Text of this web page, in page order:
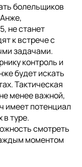
болельщиков
не станет
к встрече с
задачами.
контроль и
будет искать
Тактическая
менее важной,
имеет потенциал
туре.
смотреть
моментом